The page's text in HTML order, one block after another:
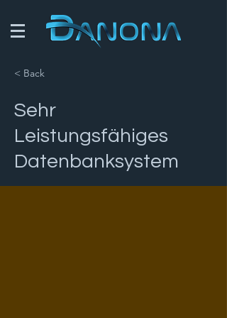
< Back
Sehr
Leistungsfähiges
Datenbanksystem